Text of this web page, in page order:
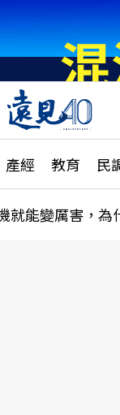
產經 教育 民
特輯
大學升學、職
縣市施政調
就能變厲害，為